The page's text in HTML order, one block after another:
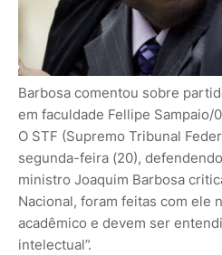
Barbosa comentou sobre
em faculdade Fellipe Sampaio/
O STF (Supremo Tribunal
segunda-feira (20),
ministro Joaquim Barbosa
Nacional, foram feitas com ele
acadêmico e devem ser
intelectual”.